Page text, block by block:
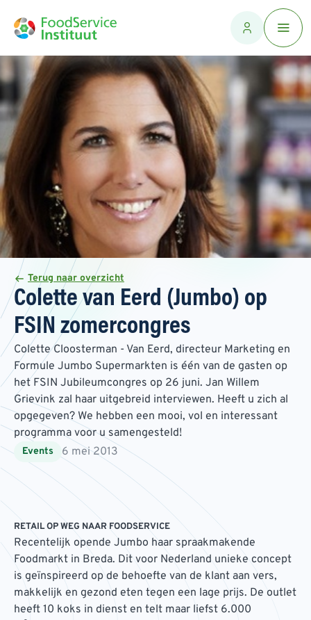
Terug naar overzicht
Colette van Eerd (Jumbo) op
FSIN zomercongres
Colette Cloosterman - Van Eerd, directeur Marketing en
Formule Jumbo Supermarkten is één van de gasten op
het FSIN Jubileumcongres op 26 juni. Jan Willem
Grievink zal haar uitgebreid interviewen. Heeft u zich al
opgegeven? We hebben een mooi, vol en interessant
programma voor u samengesteld!
Events 6 mei 2013
RETAIL OP WEG NAAR FOODSERVICE
Recentelijk opende Jumbo haar spraakmakende
Foodmarkt in Breda. Dit voor Nederland unieke concept
is geïnspireerd op de behoefte van de klant aan vers,
makkelijk en gezond eten tegen een lage prijs. De outlet
heeft 10 koks in dienst en telt maar liefst 6.000